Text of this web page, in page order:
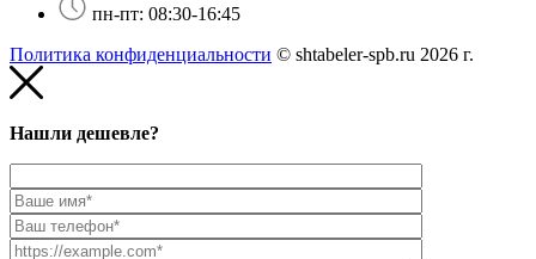
пн-пт: 08:30-16:45
Политика конфиденциальности © shtabeler-spb.ru 2026 г.
Нашли дешевле?